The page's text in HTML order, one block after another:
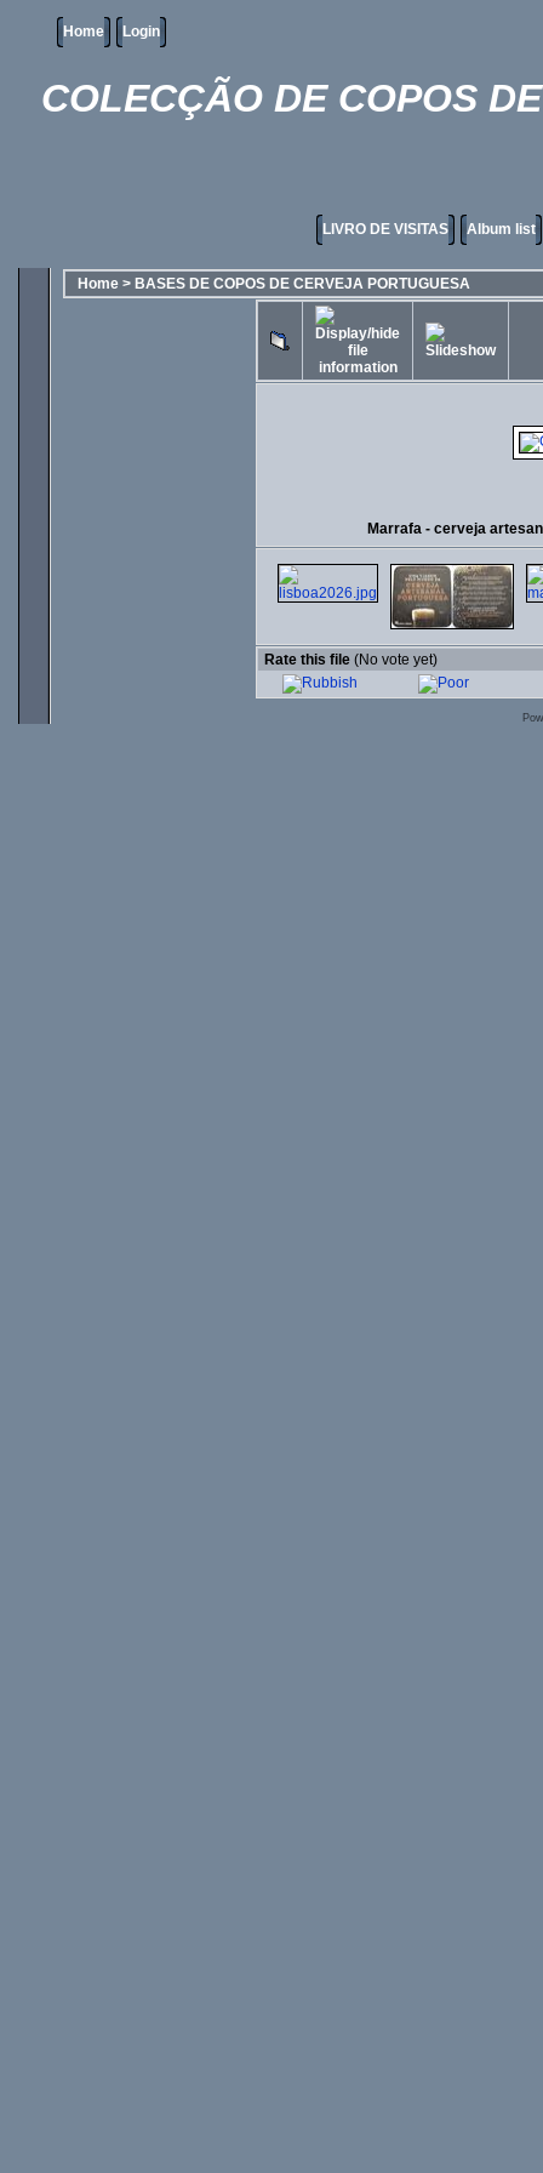
Home Login
COLECÇÃO DE COPOS
LIVRO DE VISITAS Album list
Home > BASES DE COPOS DE CERVEJA PORTUGUESA
Marrafa - cerveja
Rate this file (No vote yet)